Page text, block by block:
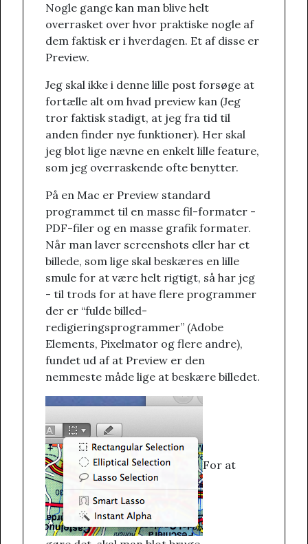
Nogle gange kan man blive helt
overrasket over hvor praktiske nogle af
dem faktisk er i hverdagen. Et af disse er
Preview.
Jeg skal ikke i denne lille post forsøge at
fortælle alt om hvad preview kan (Jeg
tror faktisk stadigt, at jeg fra tid til
anden finder nye funktioner). Her skal
jeg blot lige nævne en enkelt lille feature,
som jeg overraskende ofte benytter.
På en Mac er Preview standard
programmet til en masse fil-formater -
PDF-filer og en masse grafik formater.
Når man laver screenshots eller har et
billede, som lige skal beskæres en lille
smule for at være helt rigtigt, så har jeg
- til trods for at have flere programmer
der er “fulde billed-
redigieringsprogrammer” (Adobe
Elements, Pixelmator og flere andre),
fundet ud af at Preview er den
nemmeste måde lige at beskære billedet.
For at